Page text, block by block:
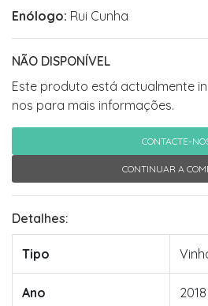
Enólogo: Rui Cunha
NÃO DISPONÍVEL
Este produto está actualmente
nos para mais informações.
CONTACTE-
CONTINUAR A
Detalhes:
Tipo
Ano 2018